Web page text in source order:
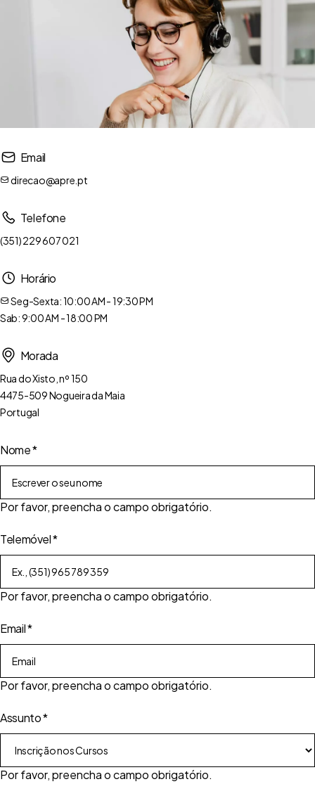
Email
direcao@apre.pt
Telefone
(351) 229 607 021
Horário
Seg-Sexta: 10:00 AM - 19:30 PM
Sab: 9:00 AM - 18:00 PM
Morada
Rua do Xisto, nº 150
4475-509 Nogueira da Maia
Portugal
Nome*
Por favor, preencha o campo obrigatório.
Telemóvel*
Por favor, preencha o campo obrigatório.
Email*
Por favor, preencha o campo obrigatório.
Assunto*
Por favor, preencha o campo obrigatório.